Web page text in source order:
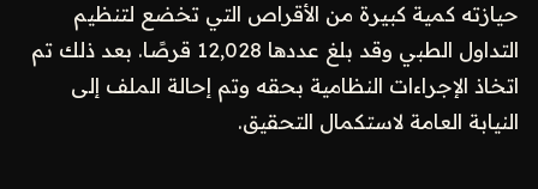
حيازته كمية كبيرة من الأقراص التي تخضع لتنظيم
التداول الطبي وقد بلغ عددها 12,028 قرصًا. بعد ذلك تم
اتخاذ الإجراءات النظامية بحقه وتم إحالة الملف إلى
النيابة العامة لاستكمال التحقيق.